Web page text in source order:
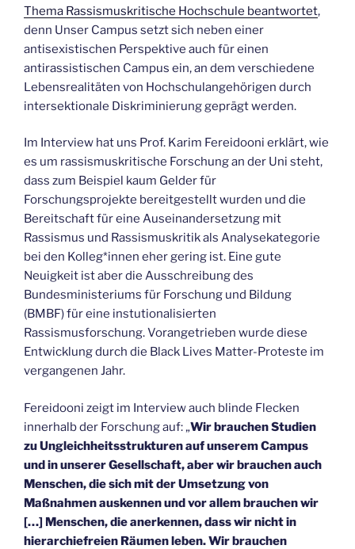
Thema Rassismuskritische Hochschule beantwortet,
denn Unser Campus setzt sich neben einer
antisexistischen Perspektive auch für einen
antirassistischen Campus ein, an dem verschiedene
Lebensrealitäten von Hochschulangehörigen durch
intersektionale Diskriminierung geprägt werden.
Im Interview hat uns Prof. Karim Fereidooni erklärt, wie
es um rassismuskritische Forschung an der Uni steht,
dass zum Beispiel kaum Gelder für
Forschungsprojekte bereitgestellt wurden und die
Bereitschaft für eine Auseinandersetzung mit
Rassismus und Rassismuskritik als Analysekategorie
bei den Kolleg*innen eher gering ist. Eine gute
Neuigkeit ist aber die Ausschreibung des
Bundesministeriums für Forschung und Bildung
(BMBF) für eine instutionalisierten
Rassismusforschung. Vorangetrieben wurde diese
Entwicklung durch die Black Lives Matter-Proteste im
vergangenen Jahr.
Fereidooni zeigt im Interview auch blinde Flecken
innerhalb der Forschung auf: „Wir brauchen Studien
zu Ungleichheitsstrukturen auf unserem Campus
und in unserer Gesellschaft, aber wir brauchen auch
Menschen, die sich mit der Umsetzung von
Maßnahmen auskennen und vor allem brauchen wir
[…] Menschen, die anerkennen, dass wir nicht in
hierarchiefreien Räumen leben. Wir brauchen